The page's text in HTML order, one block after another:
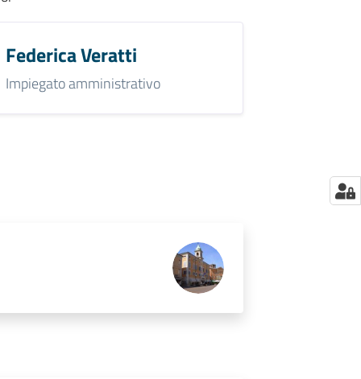
Federica Veratti
Impiegato amministrativo